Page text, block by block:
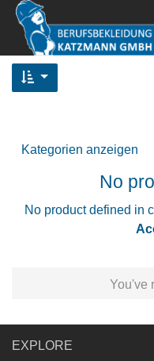
Kategorien anzeigen
No
No product defined in
You've
EXPLORE